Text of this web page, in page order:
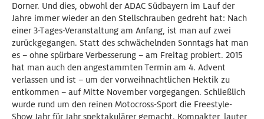
Dorner. Und dies, obwohl der ADAC Südbayern im Lauf der
Jahre immer wieder an den Stellschrauben gedreht hat: Nach
einer 3-Tages-Veranstaltung am Anfang, ist man auf zwei
zurückgegangen. Statt des schwächelnden Sonntags hat man
es – ohne spürbare Verbesserung – am Freitag probiert. 2015
hat man auch den angestammten Termin am 4. Advent
verlassen und ist – um der vorweihnachtlichen Hektik zu
entkommen – auf Mitte November vorgegangen. Schließlich
wurde rund um den reinen Motocross-Sport die Freestyle-